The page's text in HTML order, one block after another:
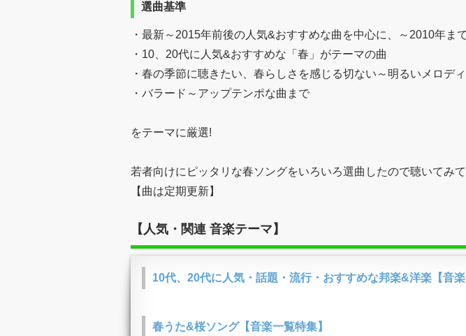
選曲基準
・最新～2015年前後の人気&おすすめな曲を中心に、～2010年ま
・10、20代に人気&おすすめな「春」がテーマの曲
・春の季節に聴きたい、春らしさを感じる切ない～明るいメロデ
・バラード～アップテンポな曲まで
をテーマに厳選!
若者向けにピッタリな春ソングをいろいろ選曲したので聴いてみて
【曲は定期更新】
【人気・関連 音楽テーマ】
10代、20代に人気・話題・流行・おすすめな邦楽&洋楽【音楽
春うた&桜ソング【音楽一覧特集】